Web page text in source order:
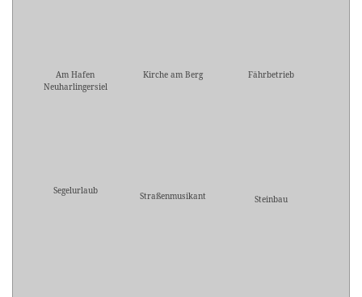
Am Hafen
Neuharlingersiel
Kirche am Berg Fährbetrieb
Segelurlaub Straßenmusikant Steinbau